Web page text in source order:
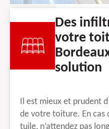
Des
votre
solution
Il est mieux et prudent
de votre toiture. En cas
tuile, n’attendez pas